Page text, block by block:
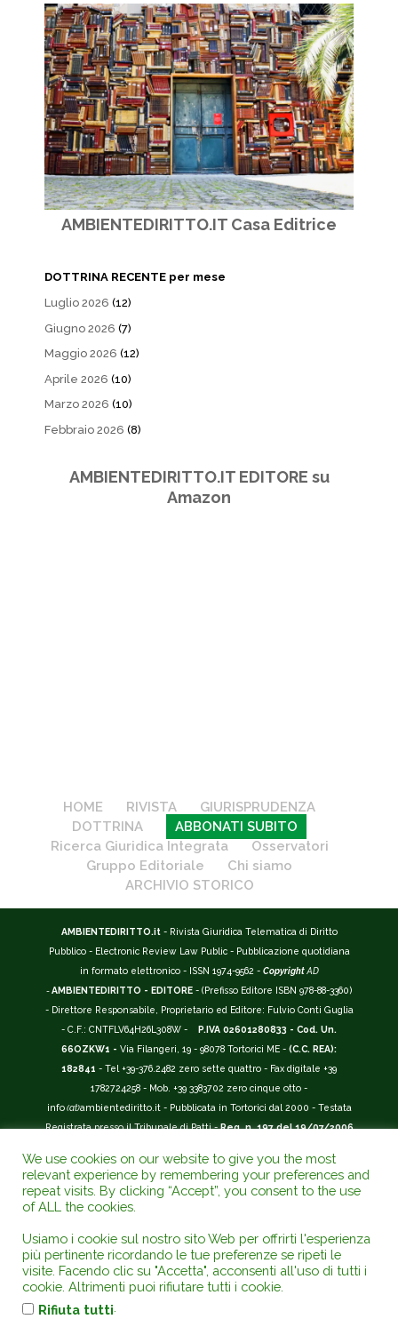
AMBIENTEDIRITTO.IT Casa Editrice
DOTTRINA RECENTE per mese
Luglio 2026 (12)
Giugno 2026 (7)
Maggio 2026 (12)
Aprile 2026 (10)
Marzo 2026 (10)
Febbraio 2026 (8)
AMBIENTEDIRITTO.IT EDITORE su
Amazon
HOME RIVISTA
GIURISPRUDENZA
DOTTRINA
ABBONATI SUBITO
Ricerca Giuridica Integrata
Osservatori
Gruppo Editoriale
Chi siamo
ARCHIVIO STORICO
AMBIENTEDIRITTO.it - Rivista Giuridica Telematica di Diritto
Pubblico - Electronic Review Law Public - Pubblicazione quotidiana
in formato elettronico - ISSN 1974-9562 - Copyright AD
-AMBIENTEDIRITTO - EDITORE - (Prefisso Editore ISBN 978-88-3360)
- Direttore Responsabile, Proprietario ed Editore: Fulvio Conti Guglia
- C.F.: CNTFLV64H26L308W -
P.IVA 02601280833 - Cod. Un.
66OZKW1 - Via Filangeri, 19 - 98078 Tortorici ME - (C.C. REA):
182841 - Tel +39-376.2482 zero sette quattro - Fax digitale +39
1782724258 - Mob. +39 3383702 zero cinque otto -
info(at)ambientediritto.it - Pubblicata in Tortorici dal 2000 - Testata
Registrata presso il Tribunale di Patti -Reg. n. 197 del 19/07/2006
__________
La Rivista Giuridica AMBIENTEDIRITTO.IT ISSN 1974-9562
riconosciuta ed inserita nell'Area 12 - (
Universitario e della Ricerca (D.P.R. n.76/2010). Valutazione della Qualità della
Ricerca (
); Autovalutazione, Valutazione periodica, Accreditamento ( AVA
);
Abilitazione Scientifica Nazionale (ASN ). Repertorio del Foro Italiano Abbr.
www.ambientediritto.it. - Catalogo (
We use cookies on our website to give you the most
relevant experience by remembering your preferences and
repeat visits. By clicking “Accept”, you consent to the use
of ALL the cookies.
Usiamo i cookie sul nostro sito Web per offrirti l'esperienza
più pertinente ricordando le tue preferenze se ripeti le
visite. Facendo clic su "Accetta", acconsenti all'uso di tutti i
cookie. Altrimenti puoi rifiutare tutti i cookie.
Rifiuta tutti